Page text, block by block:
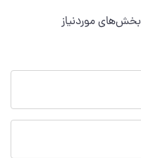
بخش‌های موردنیاز